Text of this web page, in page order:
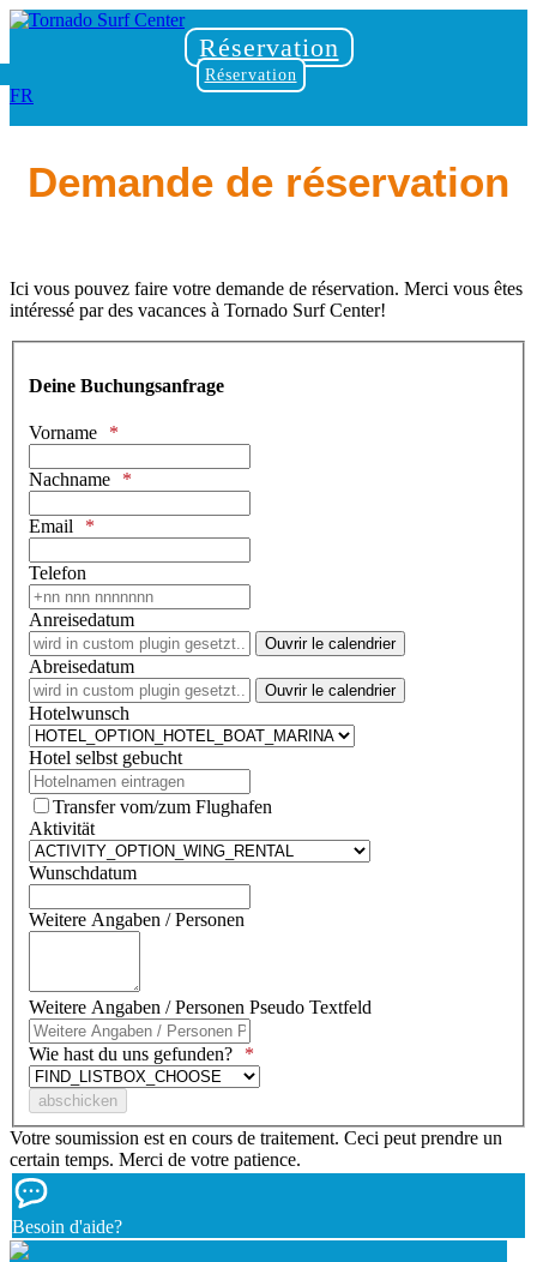
Réservation
Réservation
FR
Demande de réservation
Ici vous pouvez faire votre demande de réservation. Merci vous êtes
intéressé par des vacances à Tornado Surf Center!
Deine Buchungsanfrage
Vorname
Nachname
Email
Telefon
Anreisedatum
Ouvrir le calendrier
Abreisedatum
Ouvrir le calendrier
Hotelwunsch
Hotel selbst gebucht
Transfer vom/zum Flughafen
Aktivität
Wunschdatum
Weitere Angaben / Personen
Weitere Angaben / Personen Pseudo Textfeld
Wie hast du uns gefunden?
Votre soumission est en cours de traitement. Ceci peut prendre un
certain temps. Merci de votre patience.
Besoin d'aide?